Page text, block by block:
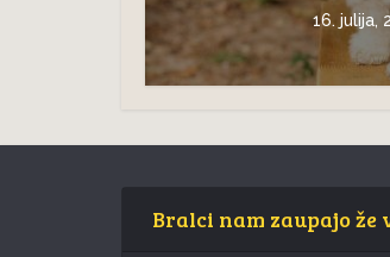
16. julija,
Bralci nam zaupajo že